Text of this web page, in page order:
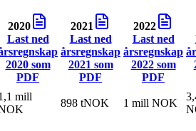
2020
Last ned
2020som
PDF
2021
Last ned
årsregnskap
2021 som
PDF
2022
Last ned
årsregnskap
2022som
PDF
mill
898 tNOK 1 mill NOK